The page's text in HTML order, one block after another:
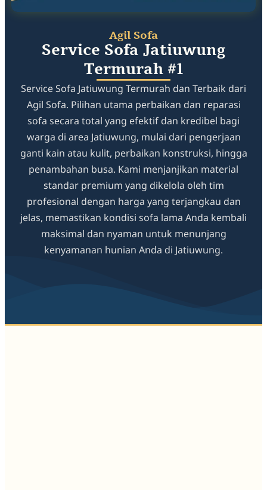
Agil Sofa
Service Sofa Jatiuwung
Termurah #1
Service Sofa Jatiuwung Termurah dan Terbaik dari
Agil Sofa. Pilihan utama perbaikan dan reparasi
sofa secara total yang efektif dan kredibel bagi
warga di area Jatiuwung, mulai dari pengerjaan
ganti kain atau kulit, perbaikan konstruksi, hingga
penambahan busa. Kami menjanjikan material
standar premium yang dikelola oleh tim
profesional dengan harga yang terjangkau dan
jelas, memastikan kondisi sofa lama Anda kembali
maksimal dan nyaman untuk menunjang
kenyamanan hunian Anda di Jatiuwung.